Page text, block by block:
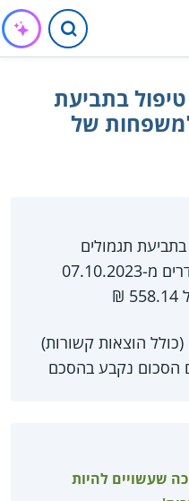
בתביעת
של
תגמולים
למשפחות חטופים ונעדרים מ-07.10.2023
הוצאות קשורות)
הסכום נקבע בהסכם
שעשויים להיות